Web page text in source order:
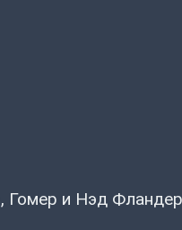
Гомер и Нэд